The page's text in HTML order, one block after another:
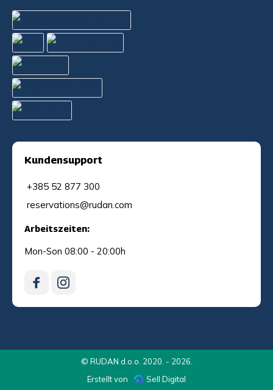
Kundensupport
+385 52 877 300
reservations@rudan.com
Arbeitszeiten:
Mon-Son 08:00 - 20:00h
© RUDAN d.o.o. 2020. - 2026.
Erstellt von
Sell Digital